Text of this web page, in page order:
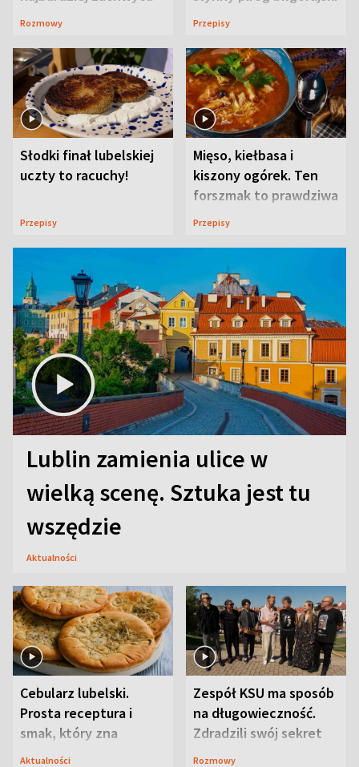
ją w Lublinie
Rozmowy Przepisy
Słodki finał lubelskiej
uczty to racuchy!
Przepisy
Mięso, kiełbasa i
kiszony ogórek. Ten
forszmak to prawdziwa
uczta
Przepisy
Lublin zamienia ulice w
wielką scenę. Sztuka jest tu
wszędzie
Aktualności
Cebularz lubelski.
Prosta receptura i
smak, który zna
Lubelszczyzna
Aktualności
Zespół KSU ma sposób
na długowieczność.
Zdradzili swój sekret
Rozmowy